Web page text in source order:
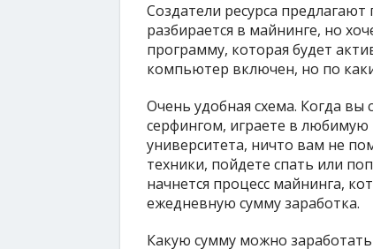
Создатели ресурса
разбирается в майнинге, но
программу, которая будет
компьютер включен, но по
Очень удобная схема. Когда
серфингом, играете в
университета, ничто вам не
техники, пойдете спать или
начнется процесс майнинга,
ежедневную сумму заработка.
Какую сумму можно